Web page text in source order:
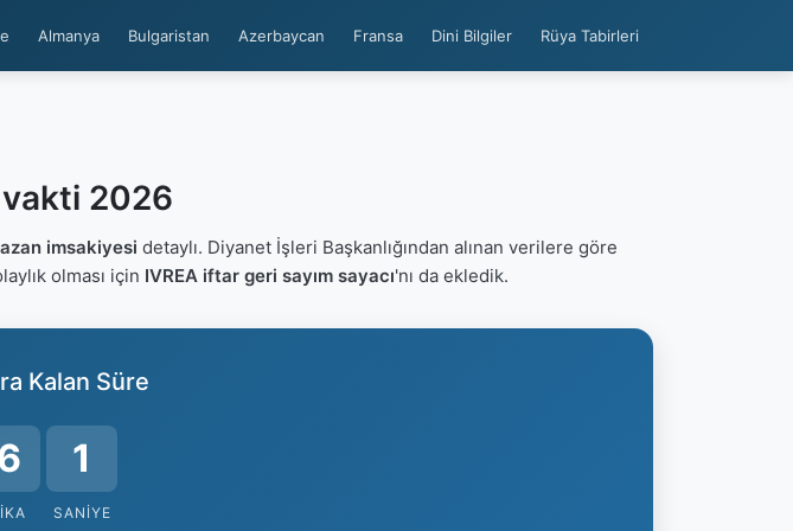
Almanya Bulgaristan Azerbaycan Fransa Dini Bilgiler Rüya Tabirleri
2026
imsakiyesi detaylı. Diyanet İşleri Başkanlığından alınan verilere göre
olması için IVREA iftar geri sayım sayacı'nı da ekledik.
Kalan Süre
1
SANIYE